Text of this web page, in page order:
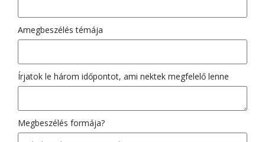
Amegbeszélés témája
Írjatok le három időpontot, ami nektek megfelelő lenne
Megbeszélés formája?